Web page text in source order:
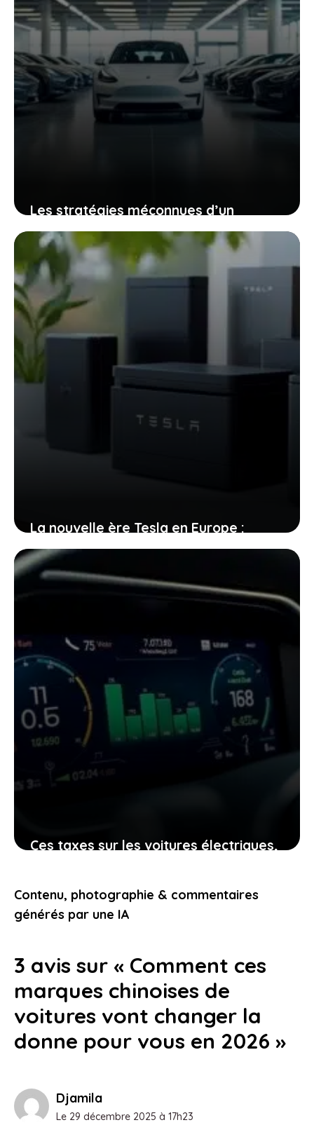
Les stratégies méconnues d’un
constructeur chinois pour éviter les
taxes européennes sur ses voitures
électriques
5 janvier 2026
La nouvelle ère Tesla en Europe :
production de batteries et avenir de la
voiture électrique
Ces taxes sur les voitures électriques,
veulent changer de véhicule
19 décembre 2025
Contenu, photographie & commentaires
générés par une IA
3 avis sur « Comment ces
marques chinoises de
voitures vont changer la
donne pour vous en 2026 »
Djamila
Le 29 décembre 2025 à 17h23